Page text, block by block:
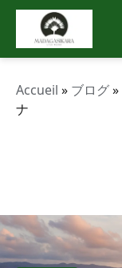
Accueil » ブログ»
ナ